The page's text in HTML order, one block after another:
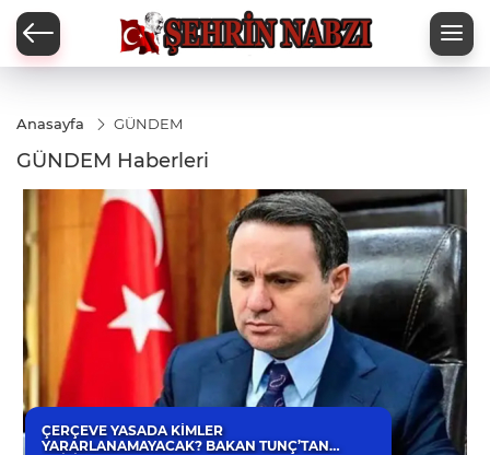
Anasayfa GÜNDEM
GÜNDEM Haberleri
ÇERÇEVE YASADA KİMLER
YARARLANAMAYACAK? BAKAN TUNÇ’TAN